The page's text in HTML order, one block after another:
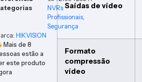
NVRs
Profissionais,
Segurança
HIKVISION
Mais de8
estão a
este produto
Saídas de vídeo
Formato
compressão
vídeo